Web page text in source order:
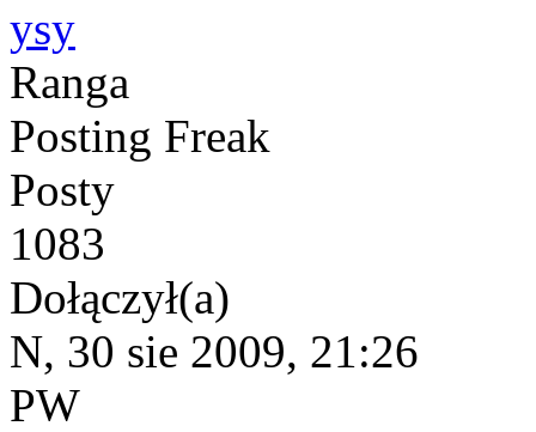
ysy
Ranga
Posting Freak
Posty
1083
Dołączył(a)
N, 30 sie 2009, 21:26
PW